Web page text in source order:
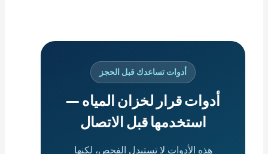
أدوات تساعدك قبل الحجز
أدوات قرار لخزان المياه —
استخدمها قبل الاتصال
هذه الأدوات لا تستبدل الفحص، لكنها